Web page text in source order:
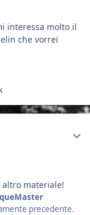
interessa molto il
che vorrei
altro materiale!
precedente.